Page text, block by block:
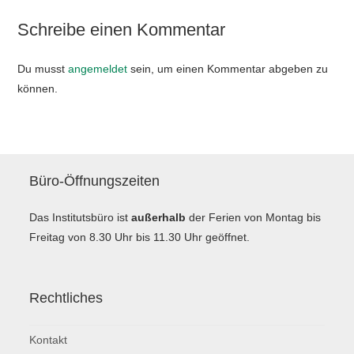
Schreibe einen Kommentar
Du musstangemeldet sein, um einen Kommentar abgeben zu
können.
Büro-Öffnungszeiten
Das Institutsbüro istaußerhalb der Ferien von Montag bis
Freitag von 8.30 Uhr bis 11.30 Uhr geöffnet.
Rechtliches
Kontakt